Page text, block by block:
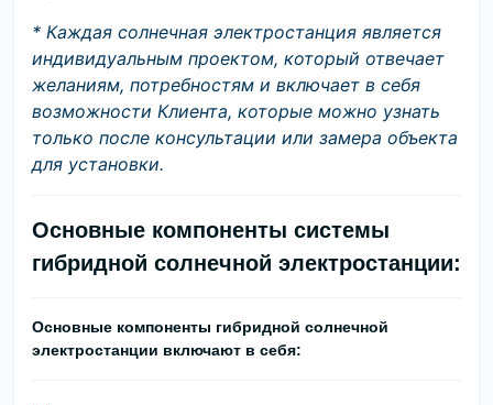
* Каждая солнечная электростанция является
индивидуальным проектом, который отвечает
желаниям, потребностям и включает в себя
возможности Клиента, которые можно узнать
только после консультации или замера объекта
для установки.
Основные компоненты системы
гибридной солнечной электростанции:
Основные компоненты гибридной солнечной
электростанции включают в себя: